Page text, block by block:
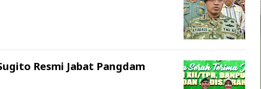
Resmi Jabat Pangdam